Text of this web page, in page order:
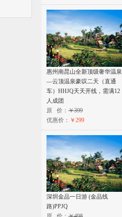
惠州南昆山全新顶级奢华温泉
—云顶温泉豪叹二天（直通
车）HHJQ天天开线，需满12
人成团
原 价： ￥399
优惠价： ￥299
深圳金品一日游 (金品线
路)PPJQ